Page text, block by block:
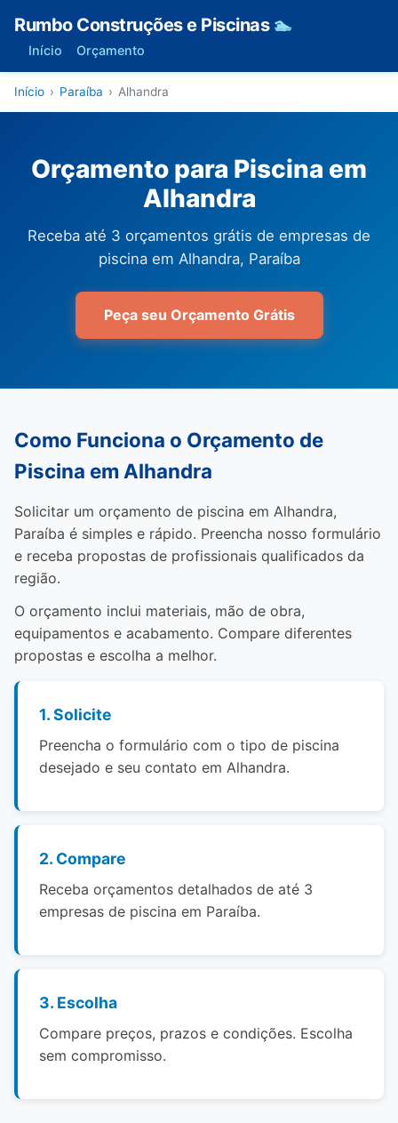
Rumbo Construções e Piscinas 🏊
Início Orçamento
Início › Paraíba › Alhandra
Orçamento para Piscina em
Alhandra
Receba até 3 orçamentos grátis de empresas de
piscina em Alhandra, Paraíba
Peça seu Orçamento Grátis
Como Funciona o Orçamento de
Piscina em Alhandra
Solicitar um orçamento de piscina em Alhandra,
Paraíba é simples e rápido. Preencha nosso formulário
e receba propostas de profissionais qualificados da
região.
O orçamento inclui materiais, mão de obra,
equipamentos e acabamento. Compare diferentes
propostas e escolha a melhor.
1. Solicite
Preencha o formulário com o tipo de piscina
desejado e seu contato em Alhandra.
2. Compare
Receba orçamentos detalhados de até 3
empresas de piscina em Paraíba.
3. Escolha
Compare preços, prazos e condições. Escolha
sem compromisso.